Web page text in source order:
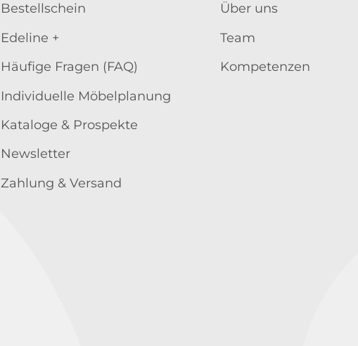
Bestellschein
Edeline +
Häufige Fragen (FAQ)
Individuelle Möbelplanung
Kataloge & Prospekte
Newsletter
Zahlung & Versand
Über uns
Team
Kompetenzen